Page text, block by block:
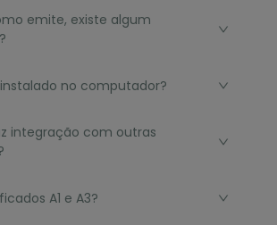
emite, existe algum
no computador?
integração com outras
A1 e A3?